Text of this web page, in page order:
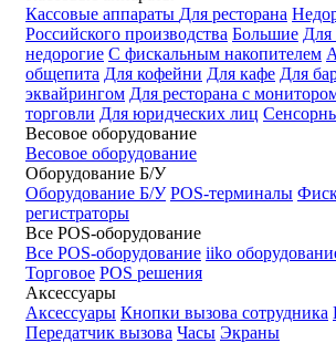
Кассовые аппараты Для ресторана
Российского производства Большие
недорогие С фискальным накопителем
общепита Для кофейни Для кафе Для
эквайрингом Для ресторана с
торговли Для юридческих лиц
Весовое оборудование
Весовое оборудование
Оборудование Б/У
Оборудование Б/У POS-терминалы
регистраторы
Все POS-оборудование
Все POS-оборудование iiko
Торговое POS решения
Аксессуары
Аксессуары Кнопки вызова сотрудника
Передатчик вызова Часы Экраны